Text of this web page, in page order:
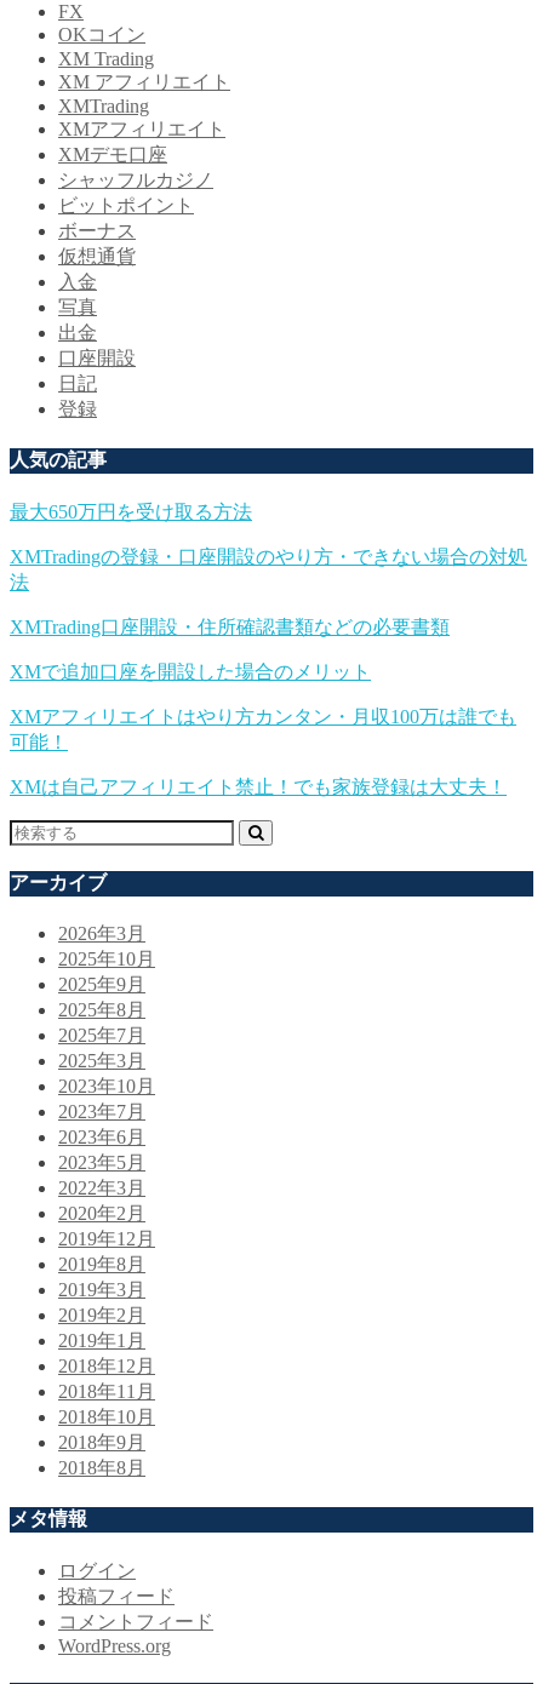
FX
OKコイン
XM Trading
XM アフィリエイト
XMTrading
XMアフィリエイト
XMデモ口座
シャッフルカジノ
ビットポイント
ボーナス
仮想通貨
入金
写真
出金
口座開設
日記
登録
人気の記事
最大650万円を受け取る方法
XMTradingの登録・口座開設のやり方・できない場合の対処
法
XMTrading口座開設・住所確認書類などの必要書類
XMで追加口座を開設した場合のメリット
XMアフィリエイトはやり方カンタン・月収100万は誰でも
可能！
XMは自己アフィリエイト禁止！でも家族登録は大丈夫！
アーカイブ
2026年3月
2025年10月
2025年9月
2025年8月
2025年7月
2025年3月
2023年10月
2023年7月
2023年6月
2023年5月
2022年3月
2020年2月
2019年12月
2019年8月
2019年3月
2019年2月
2019年1月
2018年12月
2018年11月
2018年10月
2018年9月
2018年8月
メタ情報
ログイン
投稿フィード
コメントフィード
WordPress.org